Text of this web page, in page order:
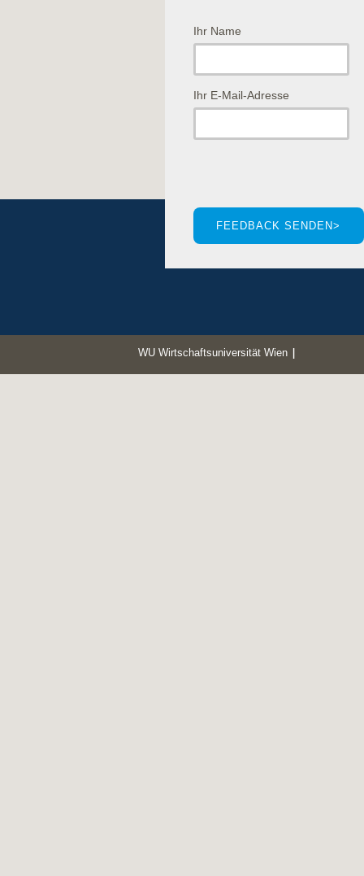
Ihr Name
Ihr E-Mail-Adresse
WU Wirtschaftsuniversität Wien